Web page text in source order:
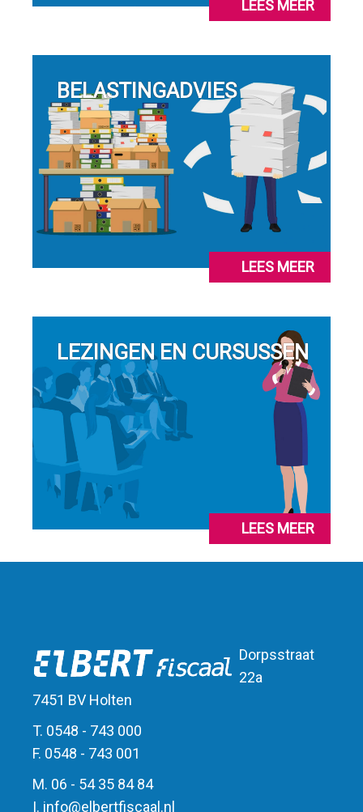
LEES MEER
BELASTINGADVIES
LEES MEER
LEZINGEN EN CURSUSSEN
LEES MEER
Dorpsstraat
22a
7451 BV Holten
T. 0548 - 743 000
F. 0548 - 743 001
M. 06 - 54 35 84 84
I. info@elbertfiscaal.nl